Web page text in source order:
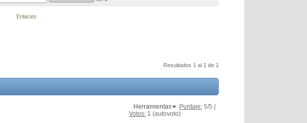
Resultados 1 al 1 de 1
Herramientas Puntaje: 5/5 |
Votos: 1 (autovoto)
Enlaces